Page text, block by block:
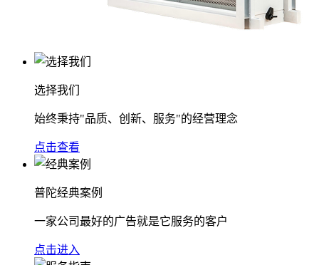
选择我们
始终秉持"品质、创新、服务"的经营理念
点击查看
普陀经典案例
一家公司最好的广告就是它服务的客户
点击进入